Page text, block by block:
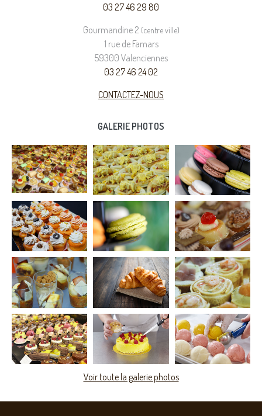
03 27 46 29 80
Gourmandine 2 (centre ville)
1 rue de Famars
59300 Valenciennes
03 27 46 24 02
CONTACTEZ-NOUS
GALERIE PHOTOS
Voir toute la galerie photos